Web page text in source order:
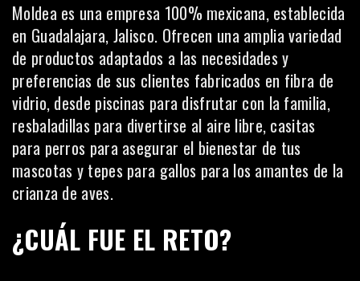
Moldeaes una empresa 100% mexicana, establecida
en Guadalajara, Jalisco. Ofrecen una amplia variedad
de productos adaptados a las necesidades y
preferencias de sus clientes fabricados en fibra de
vidrio, desde piscinas para disfrutar con la familia,
resbaladillas para divertirse al aire libre, casitas
para perros para asegurar el bienestar de tus
mascotas y tepes para gallos para los amantes de la
crianza de aves.
¿CUÁL FUE EL RETO?